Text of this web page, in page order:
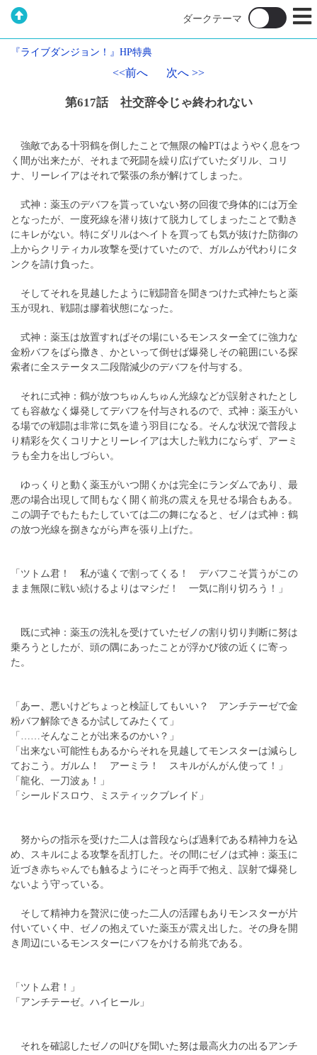
『ライブダンジョン！』HP特典
<<前へ 次へ >>
第617話 社交辞令じゃ終われない
強敵である十羽鶴を倒したことで無限の輪PTはようやく息をつ
く間が出来たが、それまで死闘を繰り広げていたダリル、コリ
ナ、リーレイアはそれで緊張の糸が解けてしまった。
式神：薬玉のデバフを貰っていない努の回復で身体的には万全
となったが、一度死線を潜り抜けて脱力してしまったことで動き
にキレがない。特にダリルはヘイトを買っても気が抜けた防御の
上からクリティカル攻撃を受けていたので、ガルムが代わりにタ
ンクを請け負った。
そしてそれを見越したように戦闘音を聞きつけた式神たちと薬
玉が現れ、戦闘は膠着状態になった。
式神：薬玉は放置すればその場にいるモンスター全てに強力な
金粉バフをばら撒き、かといって倒せば爆発しその範囲にいる探
索者に全ステータス二段階減少のデバフを付与する。
それに式神：鶴が放つちゅんちゅん光線などが誤射されたとし
ても容赦なく爆発してデバフを付与されるので、式神：薬玉がい
る場での戦闘は非常に気を遣う羽目になる。そんな状況で普段よ
り精彩を欠くコリナとリーレイアは大した戦力にならず、アーミ
ラも全力を出しづらい。
ゆっくりと動く薬玉がいつ開くかは完全にランダムであり、最
悪の場合出現して間もなく開く前兆の震えを見せる場合もある。
この調子でもたもたしていては二の舞になると、ゼノは式神：鶴
の放つ光線を捌きながら声を張り上げた。
「ツトム君！ 私が遠くで割ってくる！ デバフこそ貰うがこの
まま無限に戦い続けるよりはマシだ！ 一気に削り切ろう！」
既に式神：薬玉の洗礼を受けていたゼノの割り切り判断に努は
乗ろうとしたが、頭の隅にあったことが浮かび彼の近くに寄っ
た。
「あー、悪いけどちょっと検証してもいい？ アンチテーゼで金
粉バフ解除できるか試してみたくて」
「……そんなことが出来るのかい？」
「出来ない可能性もあるからそれを見越してモンスターは減らし
ておこう。ガルム！ アーミラ！ スキルがんがん使って！」
「龍化、一刀波ぁ！」
「シールドスロウ、ミスティックブレイド」
努からの指示を受けた二人は普段ならば過剰である精神力を込
め、スキルによる攻撃を乱打した。その間にゼノは式神：薬玉に
近づき赤ちゃんでも触るようにそっと両手で抱え、誤射で爆発し
ないよう守っている。
そして精神力を贅沢に使った二人の活躍もありモンスターが片
付いていく中、ゼノの抱えていた薬玉が震え出した。その身を開
き周辺にいるモンスターにバフをかける前兆である。
「ツトム君！」
「アンチテーゼ。ハイヒール」
それを確認したゼノの叫びを聞いた努は最高火力の出るアンチ